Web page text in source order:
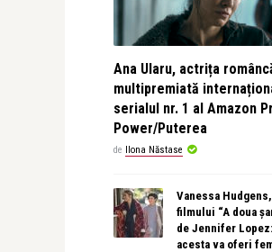
Ana Ularu, actrița
multipremiată
serialul nr. 1 al Amazon
Power/Puterea
de Ilona Năstase
Vanessa
filmului “A doua
de Jennifer
acesta va oferi